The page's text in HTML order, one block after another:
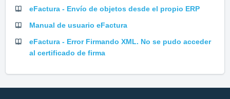
eFactura - Envío de objetos desde el propio ERP
Manual de usuario eFactura
eFactura - Error Firmando XML. No se pudo acceder
al certificado de firma